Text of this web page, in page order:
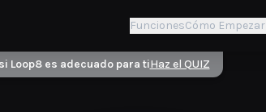
FuncionesCómo Empezar
Loop8 es adecuado para tiHaz el QUIZ